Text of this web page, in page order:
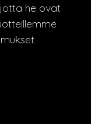
jotta he ovat